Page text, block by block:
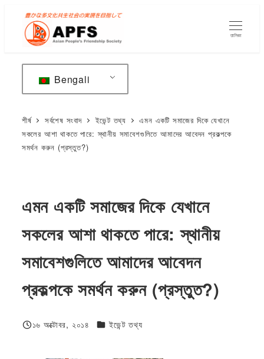
বিষয়বস্তুতে
তালিকা
Bengali
শীর্ষ সর্বশেষ সংবাদ ইভেন্ট তথ্য
এমন একটি সমাজের দিকে যেখানে
সকলের আশা থাকতে পারে: স্থানীয় সমাবেশগুলিতে আমাদের আবেদন প্রকল্পকে
সমর্থন করুন (প্রস্তুত?)
এমন একটি সমাজের দিকে যেখানে
সকলের আশা থাকতে পারে: স্থানীয়
সমাবেশগুলিতে আমাদের আবেদন
প্রকল্পকে সমর্থন করুন (প্রস্তুত?)
প্রকাশিত
১৬ অক্টোবর, ২০১৪ ফিজিওলজি বা দেহতত্ত্ব
ইভেন্ট তথ্য